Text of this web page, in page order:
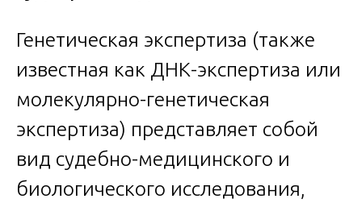
Генетическая экспертиза (также
известная как ДНК-экспертиза или
молекулярно-генетическая
экспертиза) представляет собой
вид судебно-медицинского и
биологического исследования,